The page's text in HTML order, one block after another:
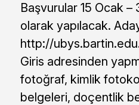
Başvurular 15 Ocak
olarak yapılacak.
http://
Giris adresinden
fotoğraf, kimlik
belgeleri, doçentlik